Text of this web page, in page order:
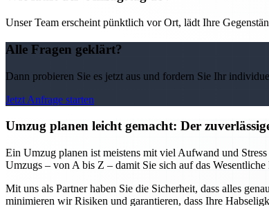
Unser Team erscheint pünktlich vor Ort, lädt Ihre
Alle Fragen geklärt?
Dann probieren Sie es jetzt aus und fordern Sie Ihr
Jetzt Anfrage starten
Umzug planen leicht gemacht: Der
Ein Umzug planen ist meistens mit viel Aufwand und
Umzugs – von A bis Z – damit Sie sich auf das
Mit uns als Partner haben Sie die Sicherheit, dass alles
minimieren wir Risiken und garantieren, dass Ihre